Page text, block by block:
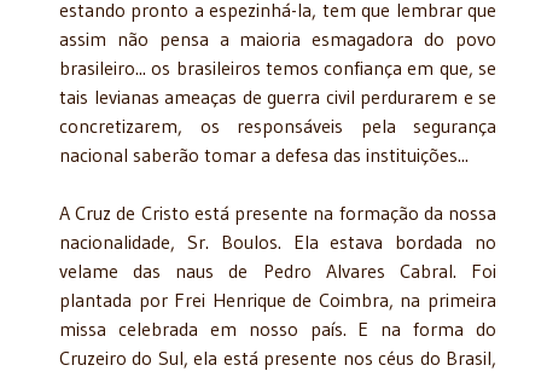
estando pronto a espezinhá-la, tem que lembrar que
assim não pensa a maioria esmagadora do povo
brasileiro... os brasileiros temos confiança em que, se
tais levianas ameaças de guerra civil perdurarem e se
concretizarem, os responsáveis pela segurança
nacional saberão tomar a defesa das instituições...
A Cruz de Cristo está presente na formação da nossa
nacionalidade, Sr. Boulos. Ela estava bordada no
velame das naus de Pedro Alvares Cabral. Foi
plantada por Frei Henrique de Coimbra, na primeira
missa celebrada em nosso país. E na forma do
Cruzeiro do Sul, ela está presente nos céus do Brasil,